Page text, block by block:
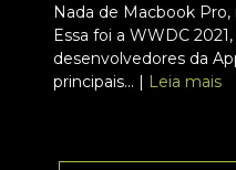
Nada de Macbook
Essa foi a WWDC
desenvolvedores da
principais... | Leia mais